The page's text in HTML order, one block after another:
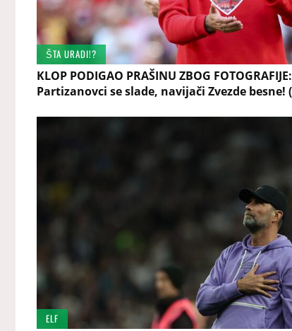
ŠTA URADI!?
KLOP PODIGAO PRAŠINU ZBOG FOTOGRAFIJE:
Partizanovci se slade, navijači Zvezde besne!
ELF